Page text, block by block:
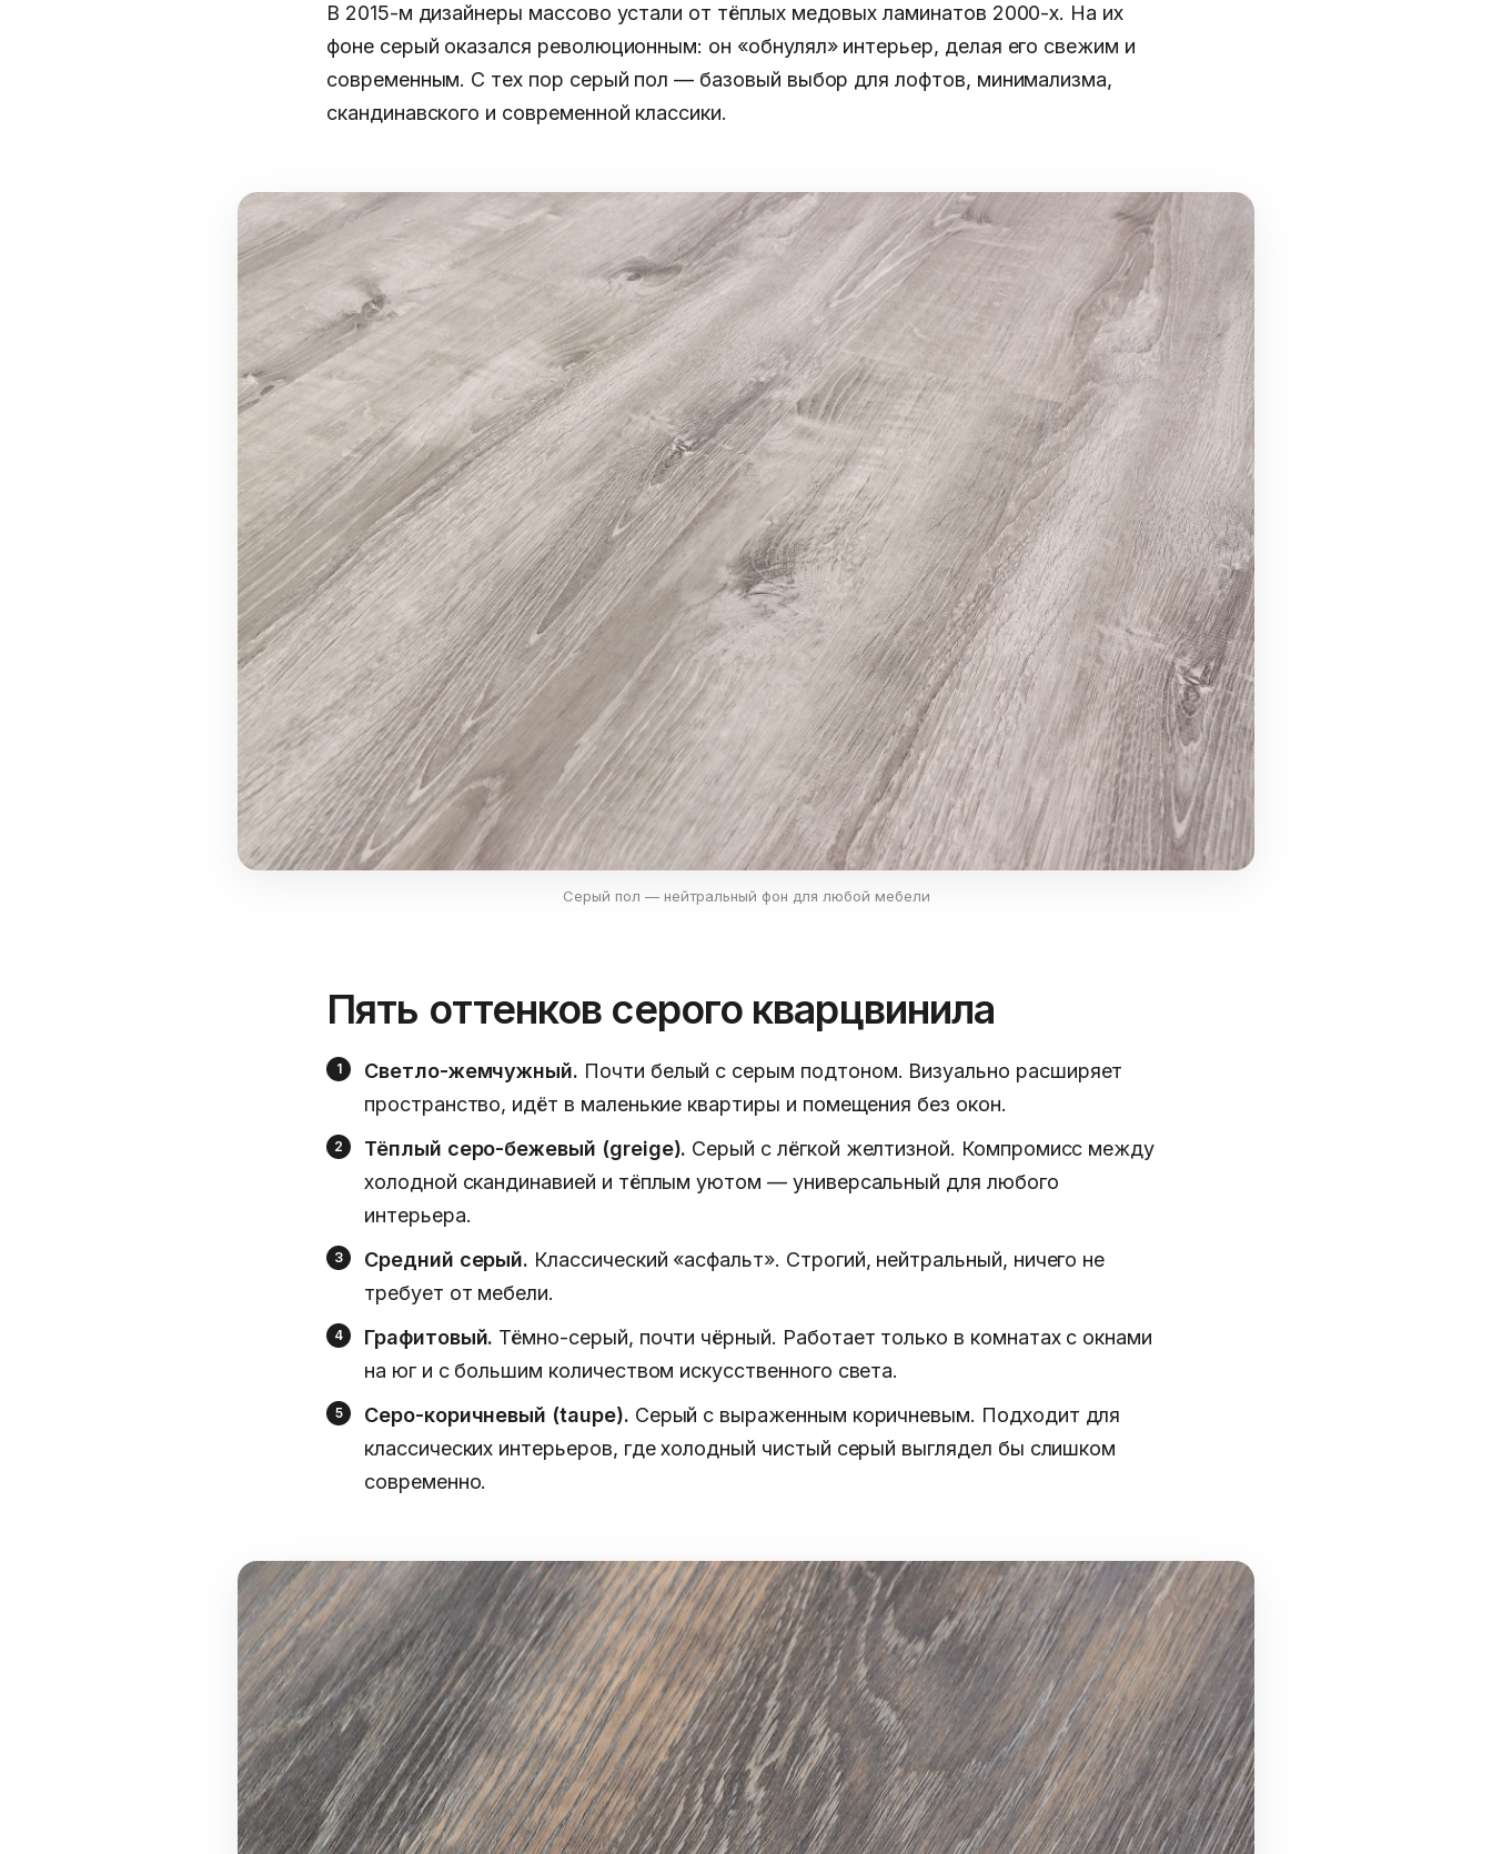
В 2015-м дизайнеры массово устали от тёплых медовых ламинатов 2000-х. На их
фоне серый оказался революционным: он «обнулял» интерьер, делая его свежим и
современным. С тех пор серый пол — базовый выбор для лофтов, минимализма,
скандинавского и современной классики.
Серый пол — нейтральный фон для любой мебели
Пять оттенков серого кварцвинила
Светло-жемчужный. Почти белый с серым подтоном. Визуально расширяет
пространство, идёт в маленькие квартиры и помещения без окон.
Тёплый серо-бежевый (greige). Серый с лёгкой желтизной. Компромисс между
холодной скандинавией и тёплым уютом — универсальный для любого
интерьера.
Средний серый. Классический «асфальт». Строгий, нейтральный, ничего не
требует от мебели.
Графитовый. Тёмно-серый, почти чёрный. Работает только в комнатах с окнами
на юг и с большим количеством искусственного света.
Серо-коричневый (taupe). Серый с выраженным коричневым. Подходит для
классических интерьеров, где холодный чистый серый выглядел бы слишком
современно.